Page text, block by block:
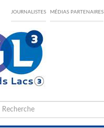
JOURNALISTES MÉDIAS PARTENAIRES
Formulaire